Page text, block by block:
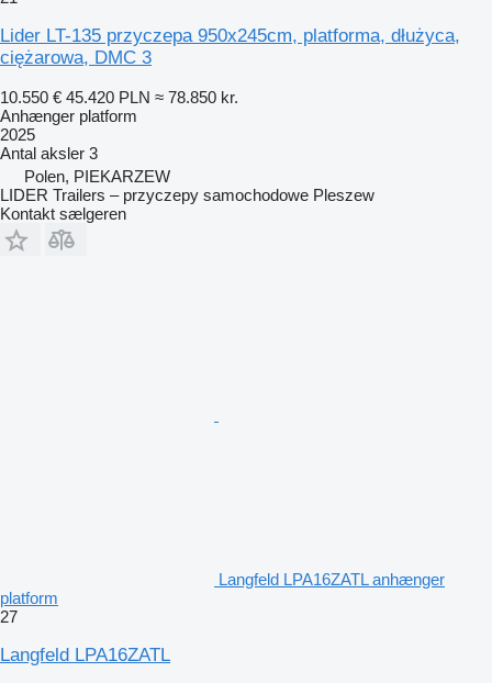
Lider LT-135 przyczepa 950x245cm, platforma, dłużyca,
ciężarowa, DMC 3
10.550 € 45.420 PLN ≈ 78.850 kr.
Anhænger platform
2025
Antal aksler 3
Polen, PIEKARZEW
LIDER Trailers – przyczepy samochodowe Pleszew
Kontakt sælgeren
Langfeld LPA16ZATL anhænger
platform
27
Langfeld LPA16ZATL